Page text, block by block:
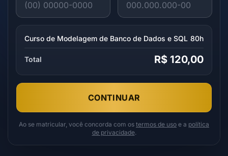
Curso de Modelagem de Banco de Dados e SQL 80h
Total R$ 120,00
CONTINUAR
Ao se matricular, você concorda com os termos de uso e a política
de privacidade.